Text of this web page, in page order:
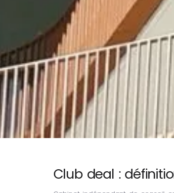
Club deal :